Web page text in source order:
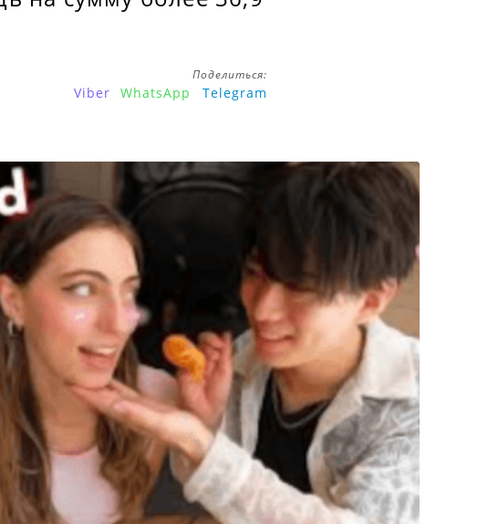
Поделиться:
Viber WhatsApp Telegram